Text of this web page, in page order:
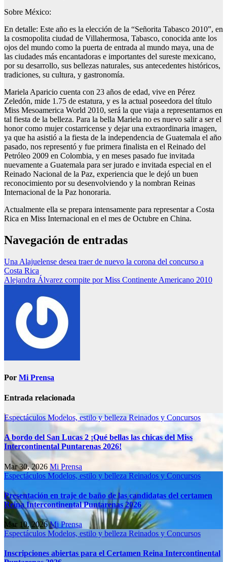
Sobre México:
En detalle: Este año es la elección de la “Señorita Tabasco 2010”, en
la cosmopolita ciudad de Villahermosa, Tabasco, conocida ante los
ojos del mundo como la puerta de entrada al mundo maya, una de
las ciudades más encantadoras e importantes del sureste mexicano,
por su desarrollo, sus bellezas naturales, sus antecedentes históricos,
tradiciones, su cultura, y gastronomía.
Mariela Aparicio cuenta con 23 años de edad, vive en Pérez
Zeledón, mide 1.75 de estatura, y es la actual poseedora del título
Miss Mesoamerica World 2010, será la que viaja a representarnos en
tal fiesta de la belleza. Para la bella Mariela no es nuevo salir a ser el
honor como mujer costarricense y dejar una extraordinaria imagen,
ya que ha asistió a la fiesta de la independencia de Guatemala el año
pasado, nos representó y fue primera finalista en el Reinado del
Petróleo 2009 en Colombia, y en meses pasado fue invitada
nuevamente a Guatemala para ser jurado e invitada especial en el
Reinado Nacional de la Paz, experiencia que le dejó un buen
reconocimiento por su desenvolviendo y la nombran Reinas
Internacional de la Paz honoraria.
Actualmente ella se prepara intensamente para representar a Costa
Rica en Miss Internacional en el mes de Octubre en China.
Navegación de entradas
Una Alajuelense desea traer de nuevo la corona del concurso a
Costa Rica
Alejandra Álvarez compite por Miss Continente Americano 2010
Por Mi Prensa
Entrada relacionada
Espectáculos Modelos, estilo y bellezaReinados y Concursos
A bordo del San Lucas 2 ¡Qué bellas las chicas del Miss
Intercontinental Puntarenas 2026!
Mar 30, 2026 Mi Prensa
Espectáculos Modelos, estilo y belleza Reinados y Concursos
Presentación en traje de baño de las candidatas del certamen
Reina Intercontinental Puntarenas 2026
Mar 10, 2026Mi Prensa
Espectáculos Modelos, estilo y belleza Reinados y Concursos
Inscripciones abiertas para el Certamen Reina Intercontinental